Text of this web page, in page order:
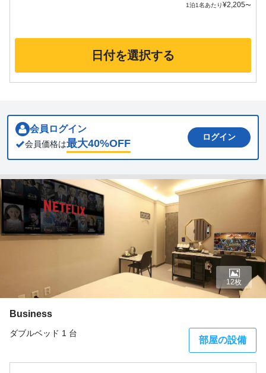
1泊1名あたり¥2,205〜
日付を選択する
会員ログイン
会員価格は最大40%OFF
ログイン
Business
ダブルベッド 1 台
部屋の設備
12枚